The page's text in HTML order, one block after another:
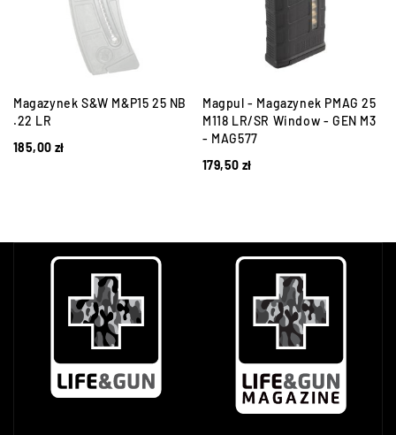
Magazynek S&W M&P15 25 NB
.22 LR
185,00 zł
Magpul - Magazynek PMAG 25
M118 LR/SR Window - GEN M3
- MAG577
179,50 zł